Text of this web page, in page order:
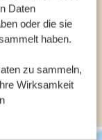
Daten
oder die sie
haben.
zu sammeln,
Wirksamkeit